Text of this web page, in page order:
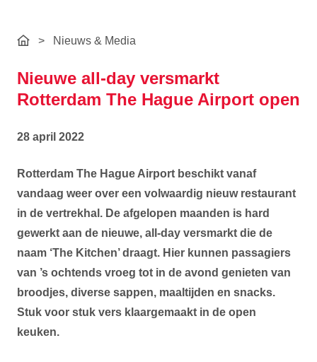
> Nieuws & Media
Nieuwe all-day versmarkt
Rotterdam The Hague Airport open
28 april 2022
Rotterdam The Hague Airport beschikt vanaf
vandaag weer over een volwaardig nieuw restaurant
in de vertrekhal. De afgelopen maanden is hard
gewerkt aan de nieuwe, all-day versmarkt die de
naam ‘The Kitchen’ draagt. Hier kunnen passagiers
van ’s ochtends vroeg tot in de avond genieten van
broodjes, diverse sappen, maaltijden en snacks.
Stuk voor stuk vers klaargemaakt in de open
keuken.